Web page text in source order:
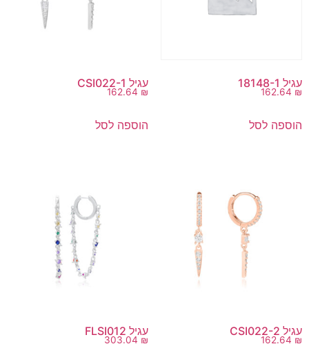
עגיל 18148-1
162.64 ₪
הוספה לסל
עגיל CSI022-1
162.64 ₪
הוספה לסל
עגיל CSI022-2
162.64 ₪
עגיל FLSI012
303.04 ₪